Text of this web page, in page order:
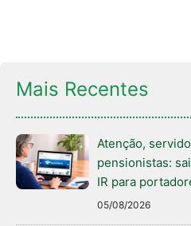
Mais Recentes
Atenção,
pensionistas:
IR para
05/08/2026